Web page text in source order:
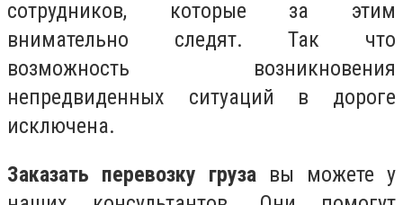
сотрудников, которые за этим
внимательно следят. Так что
возможность возникновения
непредвиденных ситуаций в дороге
исключена.
Заказать перевозку груза вы можете у